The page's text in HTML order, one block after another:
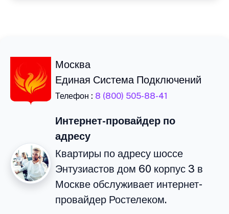
Москва
Единая Система Подключений
Телефон : 8 (800) 505-88-41
Интернет-провайдер по
адресу
Квартиры по адресу шоссе
Энтузиастов дом 60 корпус 3 в
Москве обслуживает интернет-
провайдер Ростелеком.